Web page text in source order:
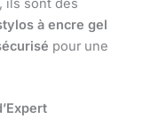
ils sont des
à encre gel
pour une